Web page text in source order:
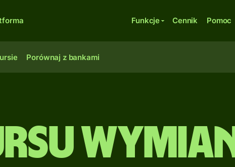
Funkcje Cennik Pomoc
Porównaj z bankami